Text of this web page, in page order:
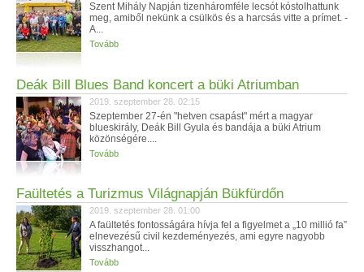
Szent Mihály Napján tizenháromféle lecsót kóstolhattunk
meg, amiből nekünk a csülkös és a harcsás vitte a prímet. -
A...
Tovább
Deák Bill Blues Band koncert a büki Atriumban
2019. szeptember 28. 02:15
Szeptember 27-én "hetven csapást" mért a magyar
blueskirály, Deák Bill Gyula és bandája a büki Atrium
közönségére....
Tovább
Faültetés a Turizmus Világnapján Bükfürdőn
2019. szeptember 28. 01:00
A faültetés fontosságára hívja fel a figyelmet a „10 millió fa”
elnevezésű civil kezdeményezés, ami egyre nagyobb
visszhangot...
Tovább